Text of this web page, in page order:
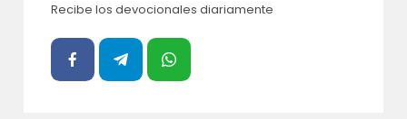
Recibe los devocionales diariamente